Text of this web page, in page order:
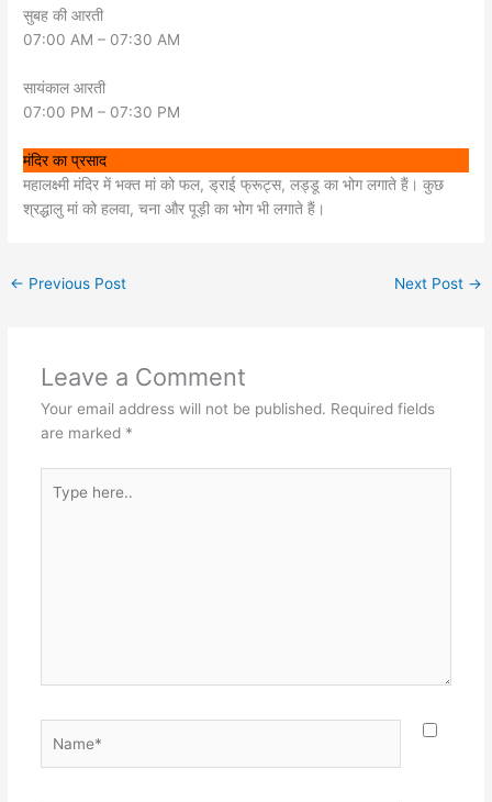
सुबह की आरती
07:00 AM – 07:30 AM
सायंकाल आरती
07:00 PM – 07:30 PM
मंदिर का प्रसाद
महालक्ष्मी मंदिर में भक्त मां को फल, ड्राई फ्रूट्स, लड्डू का भोग लगाते हैं। कुछ
श्रद्धालु मां को हलवा, चना और पूड़ी का भोग भी लगाते हैं।
← Previous Post Next Post →
Leave a Comment
Your email address will not be published. Required fields
are marked *
here..